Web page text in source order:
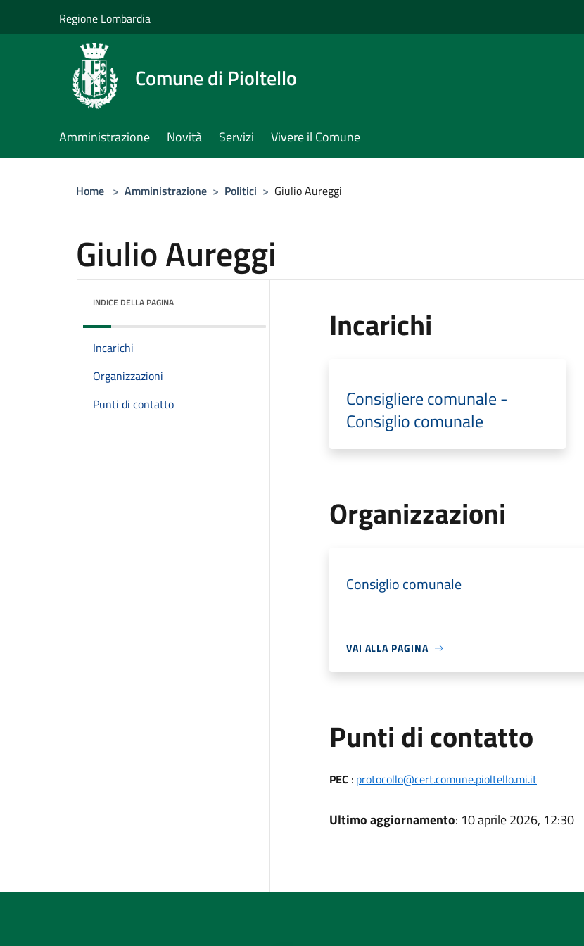
Regione Lombardia
Comune di Pioltello
Amministrazione Novità Servizi Vivere il Comune
Home > Amministrazione > Politici > Giulio Aureggi
Giulio Aureggi
INDICE DELLA PAGINA
Incarichi
Organizzazioni
Punti di contatto
Incarichi
Consigliere comunale -
Consiglio comunale
Organizzazioni
Consiglio comunale
VAI ALLA PAGINA
Punti di contatto
PEC : protocollo@cert.comune.pioltello.mi.it
Ultimo aggiornamento: 10 aprile 2026, 12:30